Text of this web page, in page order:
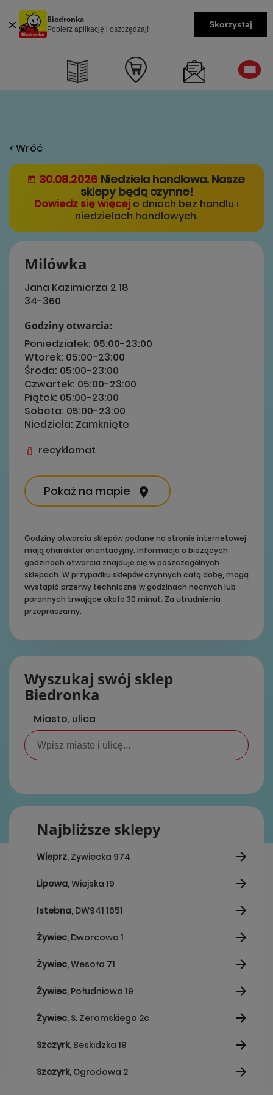
Biedronka
Pobierz aplikację i oszczędzaj! Skorzystaj
< Wróć
30.08.2026 Niedziela handlowa. Nasze
sklepy będą czynne!
Dowiedz się więcej o dniach bez handlu i
niedzielach handlowych.
Milówka
Jana Kazimierza 2 18
34-360
Godziny otwarcia:
Poniedziałek: 05:00-23:00
Wtorek: 05:00-23:00
Środa: 05:00-23:00
Czwartek: 05:00-23:00
Piątek: 05:00-23:00
Sobota: 05:00-23:00
Niedziela: Zamknięte
recyklomat
Pokaż na mapie
Godziny otwarcia sklepów podane na stronie internetowej
mają charakter orientacyjny. Informacja o bieżących
godzinach otwarcia znajduje się w poszczególnych
sklepach. W przypadku sklepów czynnych całą dobę, mogą
wystąpić przerwy techniczne w godzinach nocnych lub
porannych trwające około 30 minut. Za utrudnienia
przepraszamy.
Wyszukaj swój sklep
Biedronka
Miasto, ulica
Najbliższe sklepy
Wieprz, Żywiecka 974
Lipowa, Wiejska 19
Istebna, DW941 1651
Żywiec, Dworcowa 1
Żywiec, Wesoła 71
Żywiec, Południowa 19
Żywiec, S. Żeromskiego 2c
Szczyrk, Beskidzka 19
Szczyrk, Ogrodowa 2